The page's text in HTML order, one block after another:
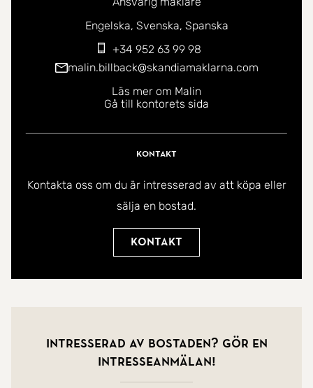
Du kan kontakta mig på följande språk:
Engelska Svenska Spanska
+34 952 63 99 98
malin.billback@skandiamaklarna.com
Läs mer om Malin
Gå till kontorets sida
Kontakt
Kontakta oss om du är intresserad av att köpa eller
sälja en bostad.
Kontakt
Intresserad av bostaden? Gör en
intresseanmälan!